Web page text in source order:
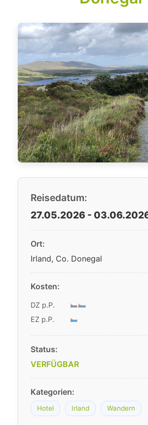
Reisedatum:
27.05.2026 -
Ort:
Irland, Co. Donegal
Kosten:
DZ p.P.
EZ p.P.
Status:
VERFÜGBAR
Kategorien:
Hotel Irland Wandern